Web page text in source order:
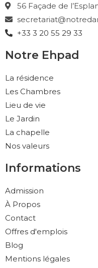
56 Façade de
+33 3 20 55 29 33
Notre Ehpad
La résidence
Les Chambres
Lieu de vie
Le Jardin
La chapelle
Nos valeurs
Informations
Admission
À Propos
Contact
Offres d'emplois
Blog
Mentions légales